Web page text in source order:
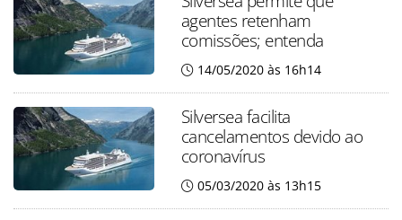
agentes retenham
comissões; entenda
14/05/2020 às 16h14
Silversea facilita
cancelamentos devido ao
coronavírus
05/03/2020 às 13h15